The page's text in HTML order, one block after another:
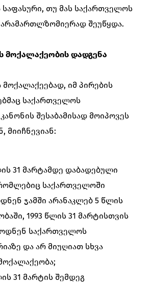
საფასური, თუ მას საქართველოს
შეუწყდა.
მოქალაქეობის დადგენა
იმ პირების
საქართველოს
შესაბამისად მოიპოვეს
მიიჩნევიან:
31 მარტამდე დაბადებული
საქართველოში
ჯამში არანაკლებ 5 წლის
1993 წლის 31 მარტისთვის
საქართველოს
და არ მიუღიათ სხვა
31 მარტის შემდეგ